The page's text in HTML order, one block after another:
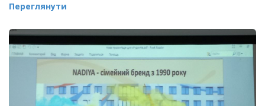
Переглянути